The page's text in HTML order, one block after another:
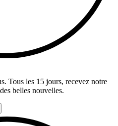
Tous les 15 jours, recevez notre
belles nouvelles.